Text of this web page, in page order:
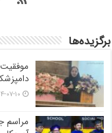
برگزیده‌ها
۱۴۰۴-